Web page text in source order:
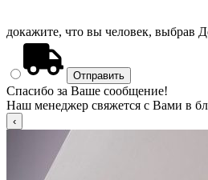
докажите, что вы человек, выбрав
Спасибо за Ваше сообщение!
Наш менеджер свяжется с Вами в